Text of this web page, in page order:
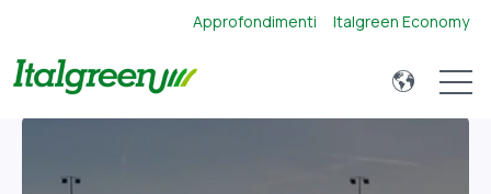
Approfondimenti Italgreen Economy
Open